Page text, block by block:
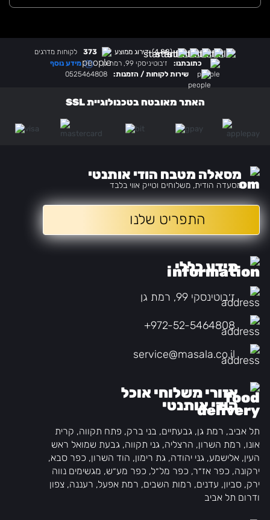
מידע נוסף כתובתנו:
ז׳בוטיניסקי 99, רמת גן
שירות לקוחות / הזמנות:
0525464808
373 לקוחות מדרגים (4.88) דירוג ממוצע
האתר מאובטח בטכנולוגיית SSL
מסאלה מטבח הודי אותנטי
מסעדה הודית, משלוחים וטייק אווי בלבד
התפריט שלנו
מידע כללי
ז׳בוטינסקי 99, רמת גן
+972-52-5464808
service@masala.co.il
אזורי משלוחי אוכל
הודי אותנטי
תל אביב, רמת גן, גבעתיים, בני ברק, פתח תקווה, קרית
אונו, רמת השרון, הרצליה, גני תקווה, גבעת שמואל ראש
העין, אלישמע, גני יהודה, גת רימון, הוד השרון, כפר סבא,
ירקונה, כפר אז״ר, כפר מל״ל, כפר מע״ש, מגשימים נווה
ירק, סביון, עדנים, רמות השבים, רמת אפעל, רעננה, צפון
ודרום תל אביב